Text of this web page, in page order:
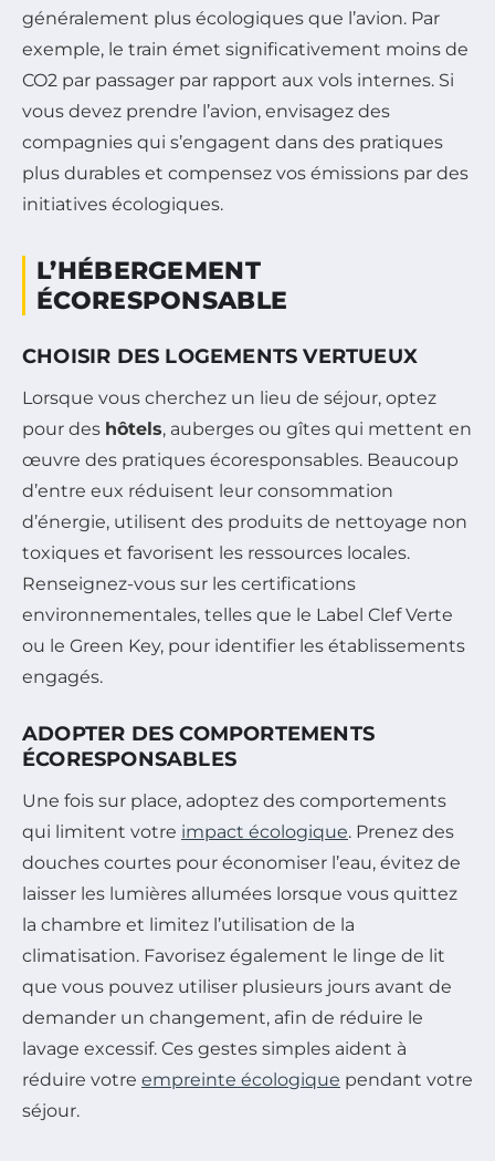
généralement plus écologiques que l’avion. Par
exemple, le train émet significativement moins de
CO2 par passager par rapport aux vols internes. Si
vous devez prendre l’avion, envisagez des
compagnies qui s’engagent dans des pratiques
plus durables et compensez vos émissions par des
initiatives écologiques.
L’HÉBERGEMENT
ÉCORESPONSABLE
CHOISIR DES LOGEMENTS VERTUEUX
Lorsque vous cherchez un lieu de séjour, optez
pour des hôtels, auberges ou gîtes qui mettent en
œuvre des pratiques écoresponsables. Beaucoup
d’entre eux réduisent leur consommation
d’énergie, utilisent des produits de nettoyage non
toxiques et favorisent les ressources locales.
Renseignez-vous sur les certifications
environnementales, telles que le Label Clef Verte
ou le Green Key, pour identifier les établissements
engagés.
ADOPTER DES COMPORTEMENTS
ÉCORESPONSABLES
Une fois sur place, adoptez des comportements
qui limitent votre impact écologique. Prenez des
douches courtes pour économiser l’eau, évitez de
laisser les lumières allumées lorsque vous quittez
la chambre et limitez l’utilisation de la
climatisation. Favorisez également le linge de lit
que vous pouvez utiliser plusieurs jours avant de
demander un changement, afin de réduire le
lavage excessif. Ces gestes simples aident à
réduire votre empreinte écologique pendant votre
séjour.